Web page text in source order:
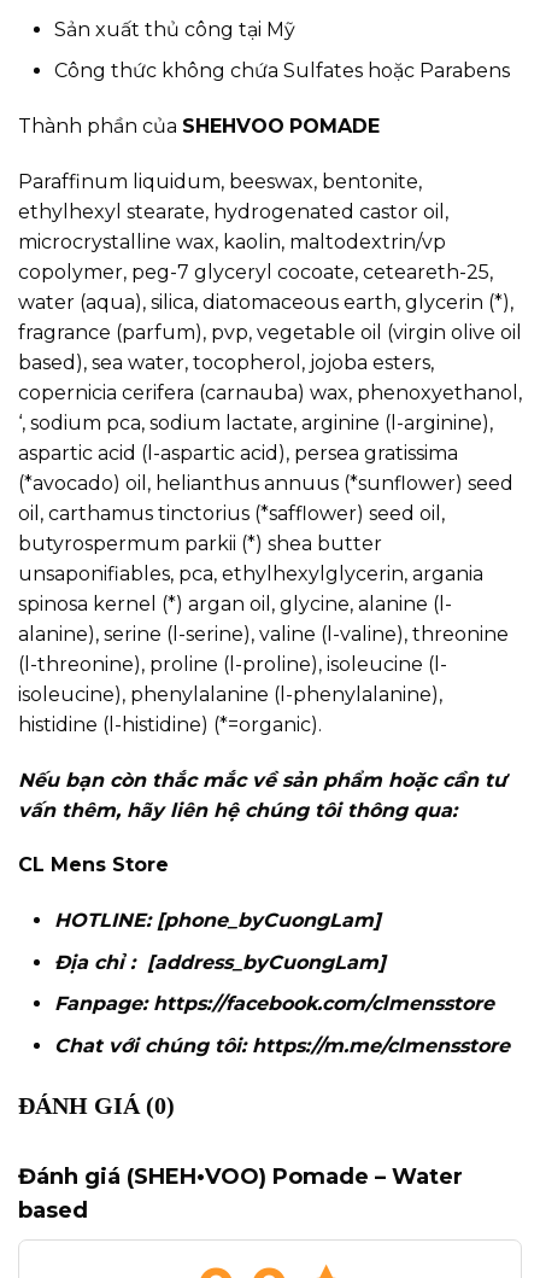
Sản xuất thủ công tại Mỹ
Công thức không chứa Sulfates hoặc Parabens
Thành phần của SHEHVOO POMADE
Paraffinum liquidum, beeswax, bentonite,
ethylhexyl stearate, hydrogenated castor oil,
microcrystalline wax, kaolin, maltodextrin/vp
copolymer, peg-7 glyceryl cocoate, ceteareth-25,
water (aqua), silica, diatomaceous earth, glycerin (*),
fragrance (parfum), pvp, vegetable oil (virgin olive oil
based), sea water, tocopherol, jojoba esters,
copernicia cerifera (carnauba) wax, phenoxyethanol,
‘, sodium pca, sodium lactate, arginine (l-arginine),
aspartic acid (l-aspartic acid), persea gratissima
(*avocado) oil, helianthus annuus (*sunflower) seed
oil, carthamus tinctorius (*safflower) seed oil,
butyrospermum parkii (*) shea butter
unsaponifiables, pca, ethylhexylglycerin, argania
spinosa kernel (*) argan oil, glycine, alanine (l-
alanine), serine (l-serine), valine (l-valine), threonine
(l-threonine), proline (l-proline), isoleucine (l-
isoleucine), phenylalanine (l-phenylalanine),
histidine (l-histidine) (*=organic).
Nếu bạn còn thắc mắc về sản phẩm hoặc cần tư
vấn thêm, hãy liên hệ chúng tôi thông qua:
CL Mens Store
HOTLINE: [phone_byCuongLam]
Địa chỉ : [address_byCuongLam]
Fanpage: https://facebook.com/clmensstore
Chat với chúng tôi: https://m.me/clmensstore
ĐÁNH GIÁ (0)
Đánh giá (SHEH•VOO) Pomade – Water
based